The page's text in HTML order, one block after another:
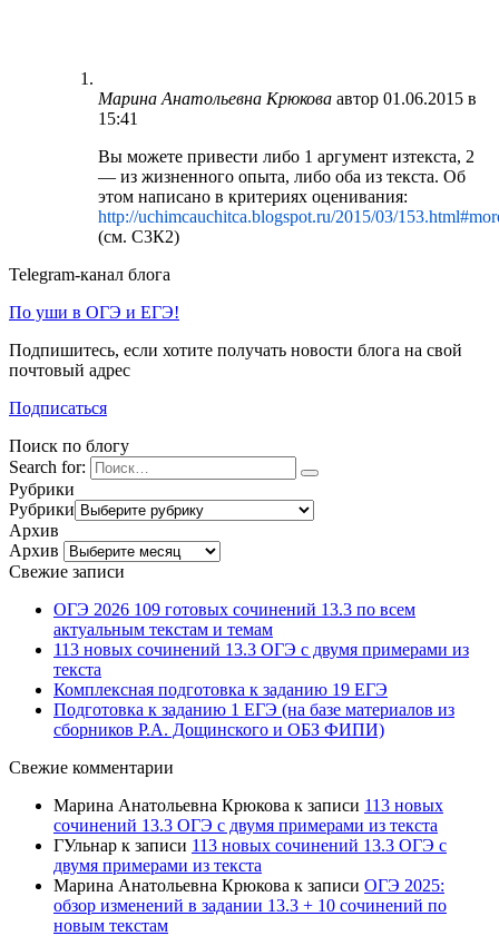
Марина Анатольевна Крюкова автор 01.06.2015 в
15:41
Вы можете привести либо 1 аргумент изтекста, 2
— из жизненного опыта, либо оба из текста. Об
этом написано в критериях оценивания:
http://uchimcauchitca.blogspot.ru/2015/03/
(см. С3К2)
Telegram-канал блога
По уши в ОГЭ и ЕГЭ!
Подпишитесь, если хотите получать новости блога на свой
почтовый адрес
Подписаться
Поиск по блогу
Search for:
Рубрики
Рубрики
Архив
Архив
Свежие записи
ОГЭ 2026 109 готовых сочинений 13.3 по всем
актуальным текстам и темам
113 новых сочинений 13.3 ОГЭ с двумя примерами из
текста
Комплексная подготовка к заданию 19 ЕГЭ
Подготовка к заданию 1 ЕГЭ (на базе материалов из
сборников Р.А. Дощинского и ОБЗ ФИПИ)
Свежие комментарии
Марина Анатольевна Крюкова к записи 113 новых
сочинений 13.3 ОГЭ с двумя примерами из текста
ГУльнар к записи 113 новых сочинений 13.3 ОГЭ с
двумя примерами из текста
Марина Анатольевна Крюкова к записи ОГЭ 2025:
обзор изменений в задании 13.3 + 10 сочинений по
новым текстам